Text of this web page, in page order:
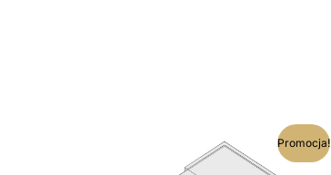
Promocja!
produkt
ma